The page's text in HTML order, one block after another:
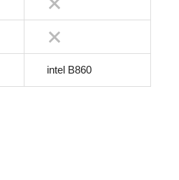
intel B860